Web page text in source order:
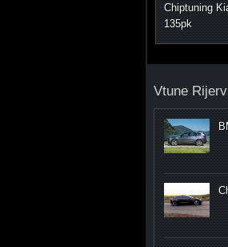
Chiptuning
135pk
Vtune